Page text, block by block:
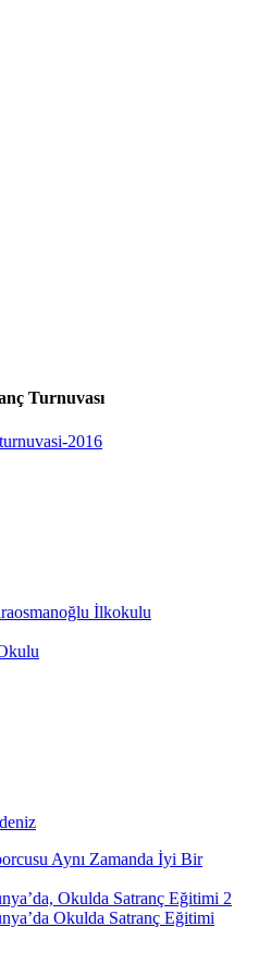
Turnuvası
İlkokulu
Aynı Zamanda İyi Bir
Okulda Satranç Eğitimi 2
Okulda Satranç Eğitimi